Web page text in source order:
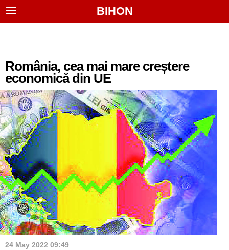
BIHON
România, cea mai mare creștere
economică din UE
24 May 2022 09:49